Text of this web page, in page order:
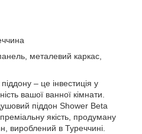
металевий каркас,
– це інвестиція у
вашої ванної кімнати.
піддон Shower Beta
якість, продуману
вироблений в Туреччині.